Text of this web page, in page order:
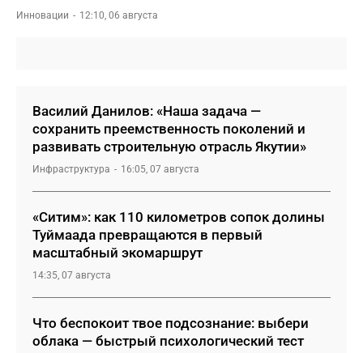
Инновации 12:10, 06 августа
Василий Данилов: «Наша задача —
сохранить преемственность поколений и
развивать строительную отрасль Якутии»
Инфраструктура 16:05, 07 августа
«Ситим»: как 110 километров сопок долины
Туймаада превращаются в первый
масштабный экомаршрут
14:35, 07 августа
Что беспокоит твое подсознание: выбери
облака — быстрый психологический тест